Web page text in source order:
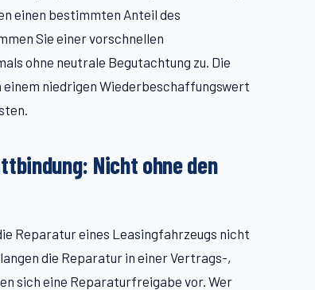
einen bestimmten Anteil des
Sie einer vorschnellen
ohne neutrale Begutachtung zu. Die
niedrigen Wiederbeschaffungswert
Nicht ohne den
Reparatur eines Leasingfahrzeugs nicht
die Reparatur in einer Vertrags-,
sich eine Reparaturfreigabe vor. Wer